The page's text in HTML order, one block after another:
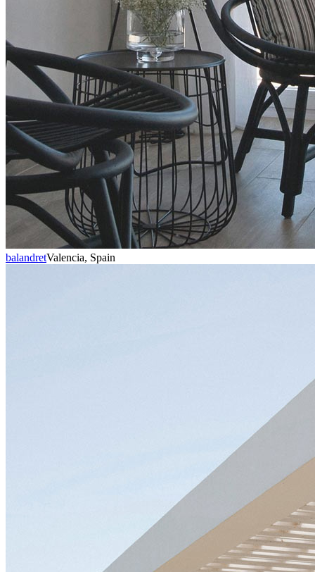
balandretValencia, Spain